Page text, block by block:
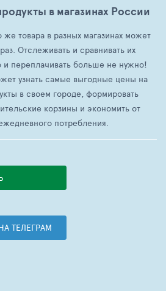
в магазинах России
товара в разных магазинах может
Отслеживать и сравнивать их
переплачивать больше не нужно!
узнать самые выгодные цены на
в своем городе, формировать
корзины и экономить от
потребления.
ТЕЛЕГРАМ